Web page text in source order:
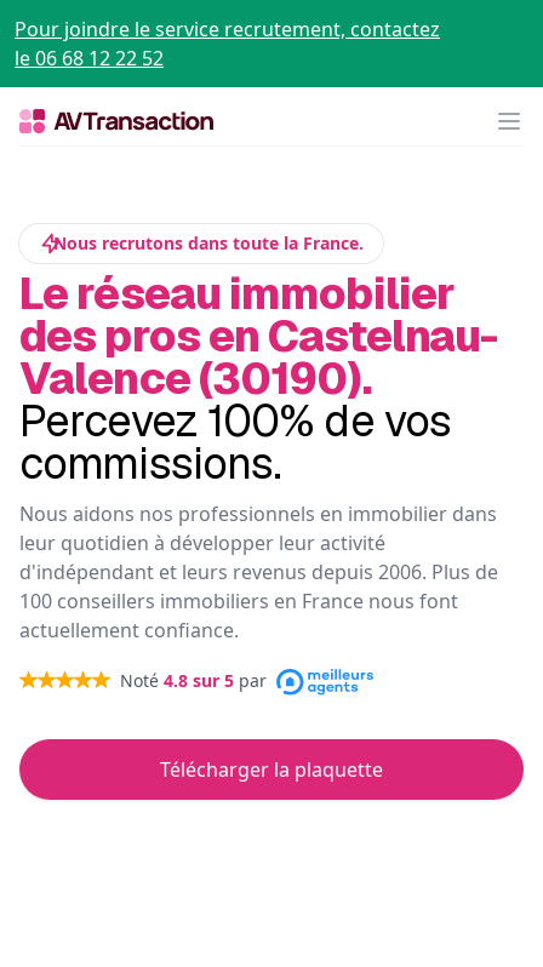
Pour joindre le service recrutement, contactez
le 06 68 12 22 52
Nous recrutons dans toute la France.
Le réseau immobilier
des pros en Castelnau-
Valence (30190).
Percevez 100% de vos
commissions.
Nous aidons nos professionnels en immobilier dans
leur quotidien à développer leur activité
d'indépendant et leurs revenus depuis 2006. Plus de
100 conseillers immobiliers en France nous font
actuellement confiance.
Noté 4.8 sur 5 par
Télécharger la plaquette